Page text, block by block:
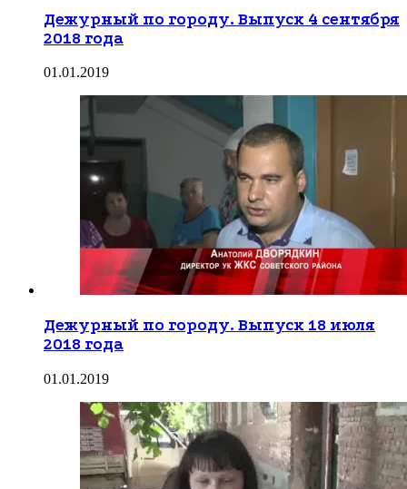
Дежурный по городу. Выпуск 4 сентября
2018 года
01.01.2019
Дежурный по городу. Выпуск 18 июля
2018 года
01.01.2019